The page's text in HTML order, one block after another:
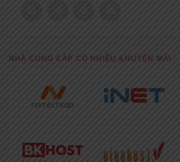
NHÀ CUNG CẤP CÓ NHIỀU KHUYẾN MÃI